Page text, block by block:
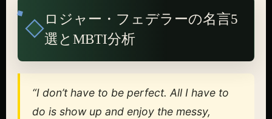
ロジャー・フェデラーの名言5
選とMBTI分析
“I don’t have to be perfect. All I have to
do is show up and enjoy the messy,